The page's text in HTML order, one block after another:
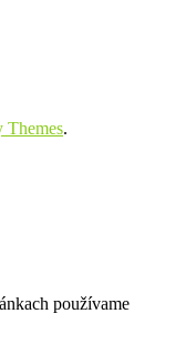
Themes.
používame